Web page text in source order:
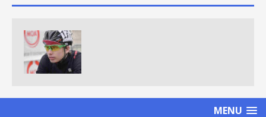
MENU